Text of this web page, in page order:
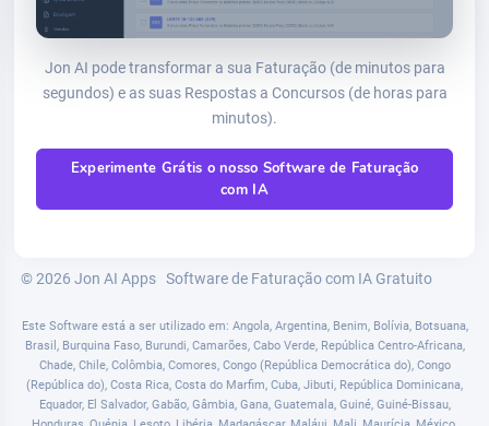
Jon AI pode transformar a sua Faturação (de minutos para
segundos) e as suas Respostas a Concursos (de horas para
minutos).
Experimente Grátis o nosso Software de Faturação
com IA
© 2026 Jon AI Apps Software de Faturação com IA Gratuito
Este Software está a ser utilizado em: Angola, Argentina, Benim, Bolívia, Botsuana,
Brasil, Burquina Faso, Burundi, Camarões, Cabo Verde, República Centro-Africana,
Chade, Chile, Colômbia, Comores, Congo (República Democrática do), Congo
(República do), Costa Rica, Costa do Marfim, Cuba, Jibuti, República Dominicana,
Equador, El Salvador, Gabão, Gâmbia, Gana, Guatemala, Guiné, Guiné-Bissau,